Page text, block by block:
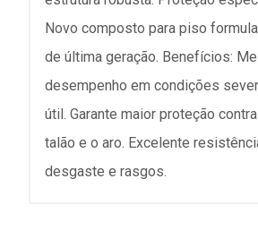
Novo composto para piso
de última geração. Benefícios:
desempenho em condições
útil. Garante maior proteção
talão e o aro. Excelente
desgaste e rasgos.